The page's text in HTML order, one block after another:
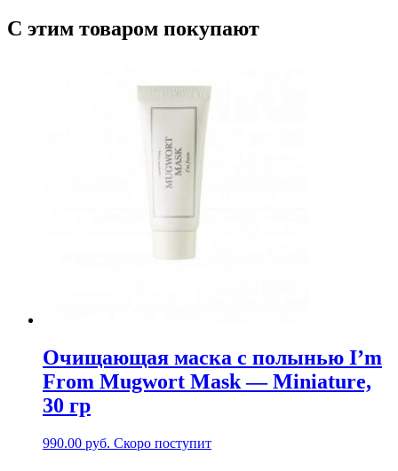
С этим товаром покупают
Очищающая маска с полынью I’m
From Mugwort Mask — Miniature,
30 гр
990.00 руб. Скоро поступит